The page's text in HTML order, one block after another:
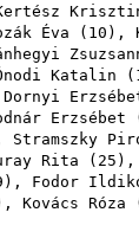
Éva ( 10 ),
Katalin (
Dornyi
Erzsébet
Stramszky
Rita ( 25 ),
), Fodor
Kovács Róza